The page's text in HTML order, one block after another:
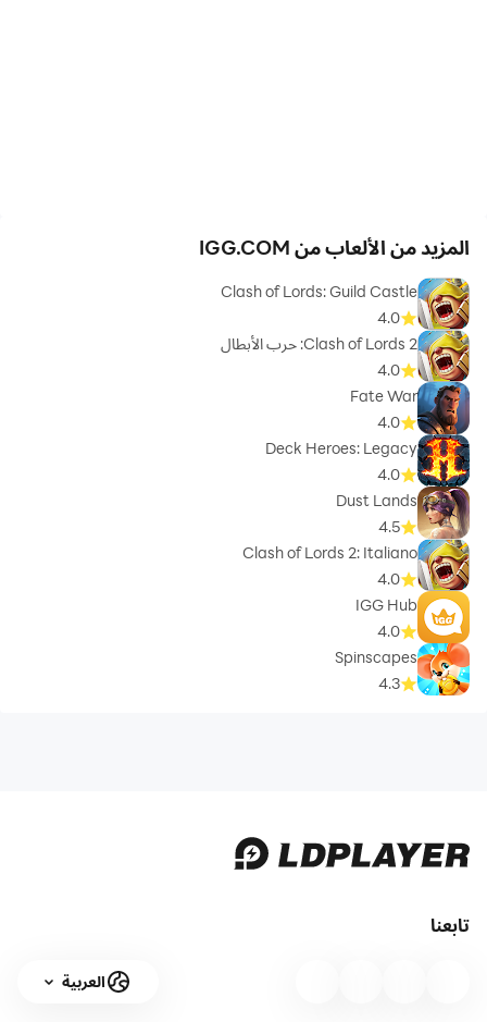
المزيد من الألعاب من IGG.COM
Clash of Lords: Guild Castle
4.0
Clash of Lords 2: حرب الأبطال
4.0
Fate War
4.0
Deck Heroes: Legacy
4.0
Dust Lands
4.5
Clash of Lords 2: Italiano
4.0
IGG Hub
4.0
Spinscapes
4.3
تابعنا
العربية